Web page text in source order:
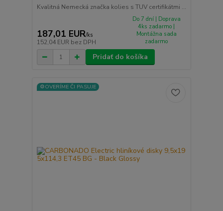
Kvalitná Nemecká značka kolies s TUV certifikátmi ...
187,01 EUR/ks
152,04 EUR bez DPH
Do 7 dní | Doprava
4ks zadarmo |
Montážna sada
zadarmo
Pridať do košíka
⚙️OVERÍME ČI PASUJE